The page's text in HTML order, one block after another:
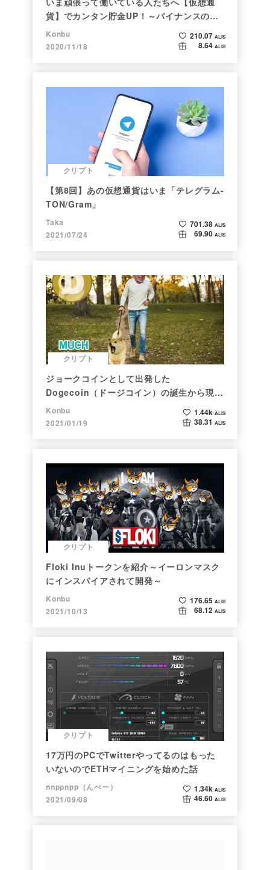
貨】でカンタン貯金UP！～バイナンスの使
い方初心者編～
Konbu
2020/11/18
210.07 ALIS
8.64 ALIS
クリプト
【第8回】あの仮想通貨はいま「テレグラム-
TON/Gram」
Taka
2021/07/24
701.38 ALIS
69.90 ALIS
クリプト
ジョークコインとして出発した
Dogecoin（ドージコイン）の誕生から現在
まで。注目される非証券性🐶
Konbu
2021/01/19
1.44k ALIS
38.31 ALIS
クリプト
Floki Inuトークンを紹介～イーロンマスク
にインスパイアされて開発～
Konbu
2021/10/13
176.65 ALIS
68.12 ALIS
クリプト
17万円のPCでTwitterやってるのはもった
いないのでETHマイニングを始めた話
nnppnpp（んぺー）
2021/09/08
1.34k ALIS
46.60 ALIS